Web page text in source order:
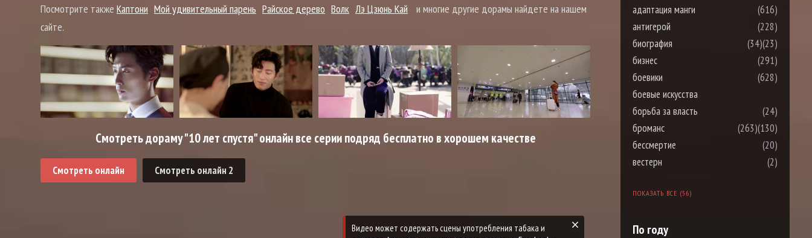
Посмотрите также Каптони Мой удивительный парень Райское дерево Волк Лэ Цзюнь Кай
и многие другие дорамы найдете на нашем
сайте.
Смотреть дораму "10 лет спустя" онлайн все серии подряд бесплатно в хорошем качестве
Смотреть онлайн Смотреть онлайн 2
(616)
адаптация манги
(228)
антигерой
(23)
биография
(34)
бизнес
(291)
боевики
(628)
боевые искусства
(24)
борьба за власть
(130)
броманс
(263)
бессмертие
(20)
вестерн
(2)
ПОКАЗАТЬ ВСЕ (56)
По году